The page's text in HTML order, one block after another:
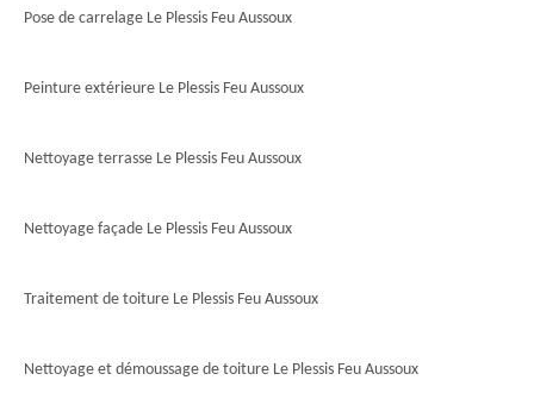
Pose de carrelage Le Plessis Feu Aussoux
Peinture extérieure Le Plessis Feu Aussoux
Nettoyage terrasse Le Plessis Feu Aussoux
Nettoyage façade Le Plessis Feu Aussoux
Traitement de toiture Le Plessis Feu Aussoux
Nettoyage et démoussage de toiture Le Plessis Feu Aussoux